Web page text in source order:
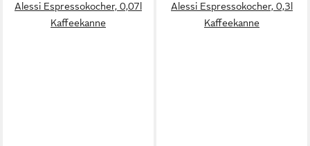
Alessi Espressokocher, 0,07l
Kaffeekanne
Alessi Espressokocher, 0,3l
Kaffeekanne